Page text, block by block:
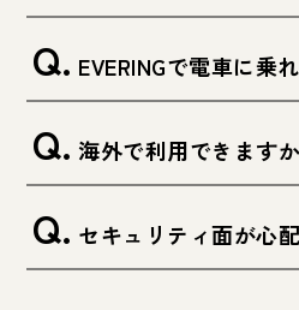
EVERINGで電車に乗
海外で利用できます
セキュリティ面が心配